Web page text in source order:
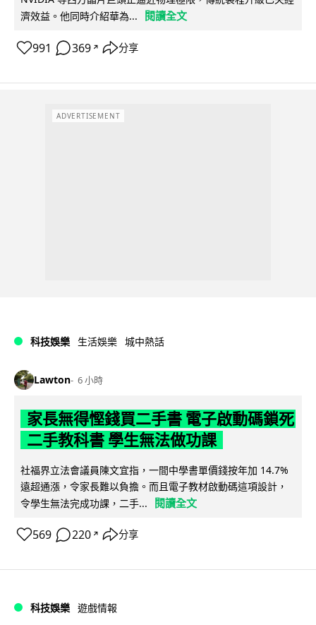
濟效益。他同時介紹華為...
閱讀全文
991 369 ↗ 分享
ADVERTISEMENT
科技娛樂 生活娛樂 城中熱話
Lawton 6 小時
家長無得慳錢買二手書 電子啟動碼鎖死
二手教科書 學生無法做功課
社福界立法會議員陳文宜指，一間中學書單價錢按年加 14.7%
遠超通漲，令家長難以負擔。而且電子教材啟動碼這項設計，
令學生無法完成功課，二手...
閱讀全文
569 220 ↗ 分享
科技娛樂 遊戲情報